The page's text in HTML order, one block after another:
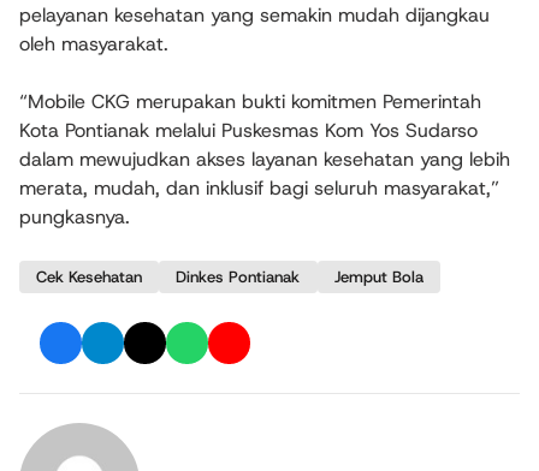
pelayanan kesehatan yang semakin mudah dijangkau
oleh masyarakat.
“Mobile CKG merupakan bukti komitmen Pemerintah
Kota Pontianak melalui Puskesmas Kom Yos Sudarso
dalam mewujudkan akses layanan kesehatan yang lebih
merata, mudah, dan inklusif bagi seluruh masyarakat,”
pungkasnya.
Cek Kesehatan Dinkes Pontianak Jemput Bola